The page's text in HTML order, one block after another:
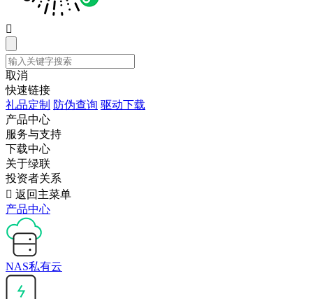

取消
快速链接
礼品定制 防伪查询 驱动下载
产品中心
服务与支持
下载中心
关于绿联
投资者关系
 返回主菜单
产品中心
NAS私有云